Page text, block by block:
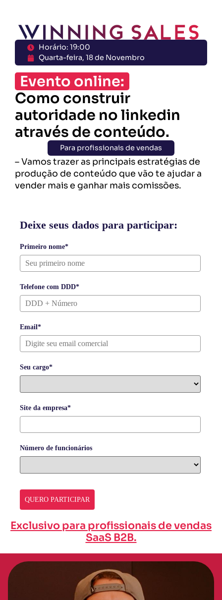
Horário: 19:00
Quarta-feira, 18 de Novembro
Evento online:
Como construir
autoridade no linkedin
através de conteúdo.
Para profissionais de vendas
– Vamos trazer as principais estratégias de
produção de conteúdo que vão te ajudar a
vender mais e ganhar mais comissões.
Deixe seus dados para participar:
Primeiro nome*
Telefone com DDD*
Email*
Seu cargo*
Site da empresa*
Número de funcionários
QUERO PARTICIPAR
Exclusivo para profissionais de vendas
SaaS B2B.